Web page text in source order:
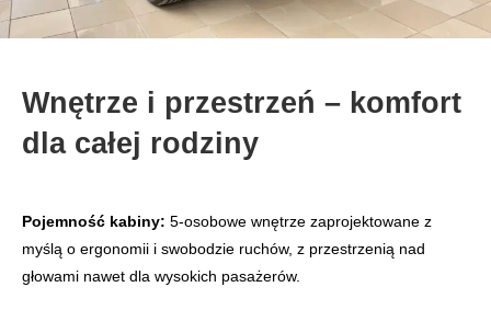
Wnętrze i przestrzeń – komfort
dla całej rodziny
Pojemność kabiny: 5‑osobowe wnętrze zaprojektowane z
myślą o ergonomii i swobodzie ruchów, z przestrzenią nad
głowami nawet dla wysokich pasażerów.